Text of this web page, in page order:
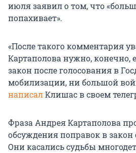
июля заявил о том, что
попахивает».
«После такого комментария
Картаполова нужно, конечно,
закон после голосования в
мобилизации, ни большой
написалКлишас в своем
Фраза Андрея Картаполова
обсуждения поправок в закон
Они касались судьбы